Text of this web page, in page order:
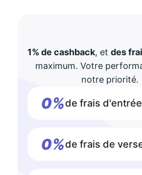
1% de cashback, et des
maximum. Votre
notre priorité.
0%de frais d'entrée
0%de frais de